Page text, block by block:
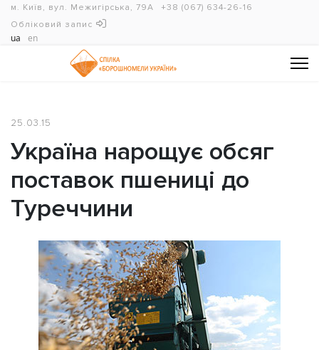
м. Київ, вул. Межигірська, 79А
+38 (067) 634-26-16
Обліковий запис
ua en
25.03.15
Україна нарощує обсяг
поставок пшениці до
Туреччини